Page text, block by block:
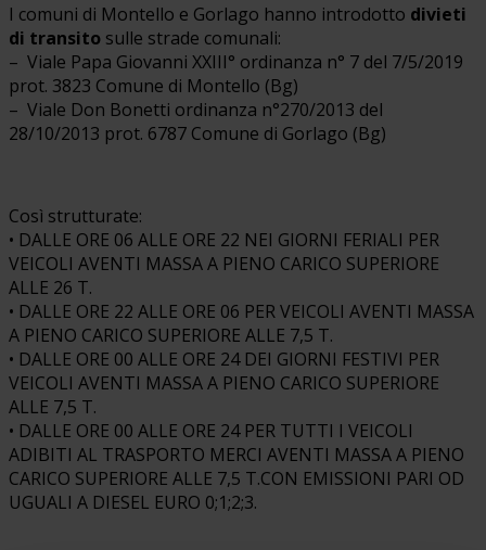
I comuni di Montello e Gorlago hanno introdotto divieti
di transito sulle strade comunali:
– Viale Papa Giovanni XXIII° ordinanza n° 7 del 7/5/2019
prot. 3823 Comune di Montello (Bg)
– Viale Don Bonetti ordinanza n°270/2013 del
28/10/2013 prot. 6787 Comune di Gorlago (Bg)
Così strutturate:
• DALLE ORE 06 ALLE ORE 22 NEI GIORNI FERIALI PER
VEICOLI AVENTI MASSA A PIENO CARICO SUPERIORE
ALLE 26 T.
• DALLE ORE 22 ALLE ORE 06 PER VEICOLI AVENTI MASSA
A PIENO CARICO SUPERIORE ALLE 7,5 T.
• DALLE ORE 00 ALLE ORE 24 DEI GIORNI FESTIVI PER
VEICOLI AVENTI MASSA A PIENO CARICO SUPERIORE
ALLE 7,5 T.
• DALLE ORE 00 ALLE ORE 24 PER TUTTI I VEICOLI
ADIBITI AL TRASPORTO MERCI AVENTI MASSA A PIENO
CARICO SUPERIORE ALLE 7,5 T.CON EMISSIONI PARI OD
UGUALI A DIESEL EURO 0;1;2;3.